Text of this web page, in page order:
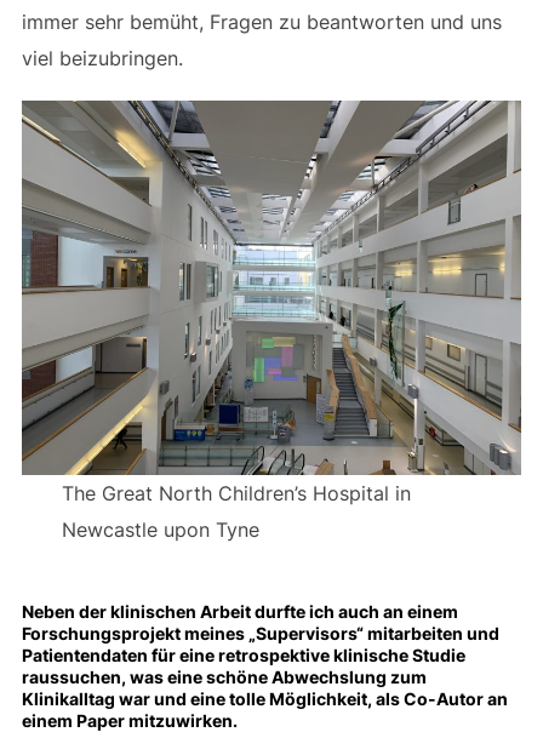
immer sehr bemüht, Fragen zu beantworten und uns
viel beizubringen.
The Great North Children’s Hospital in
Newcastle upon Tyne
Neben der klinischen Arbeit durfte ich auch an einem
Forschungsprojekt meines „Supervisors“ mitarbeiten und
Patientendaten für eine retrospektive klinische Studie
raussuchen, was eine schöne Abwechslung zum
Klinikalltag war und eine tolle Möglichkeit, als Co-Autor an
einem Paper mitzuwirken.